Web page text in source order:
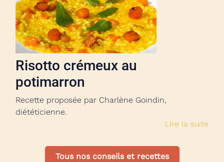
Risotto crémeux au
potimarron
Recette proposée par Charlène Goindin,
diététicienne.
Lire la suite
Tous nos conseils et recettes